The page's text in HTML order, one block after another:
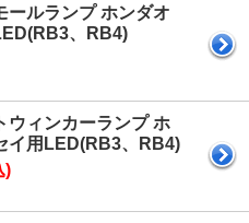
ールランプ ホンダオ
、RB4)
ウィンカーランプ ホ
イ用LED(RB3、RB4)
)